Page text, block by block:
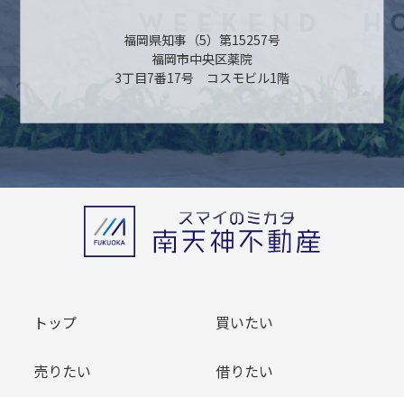
福岡県知事（5）第15257号
福岡市中央区薬院
3丁目7番17号 コスモビル1階
トップ 買いたい
売りたい 借りたい